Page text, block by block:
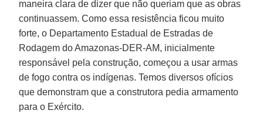
maneira clara de dizer que não queriam que as obras
continuassem. Como essa resistência ficou muito
forte, o Departamento Estadual de Estradas de
Rodagem do Amazonas-DER-AM, inicialmente
responsável pela construção, começou a usar armas
de fogo contra os indígenas. Temos diversos ofícios
que demonstram que a construtora pedia armamento
para o Exército.